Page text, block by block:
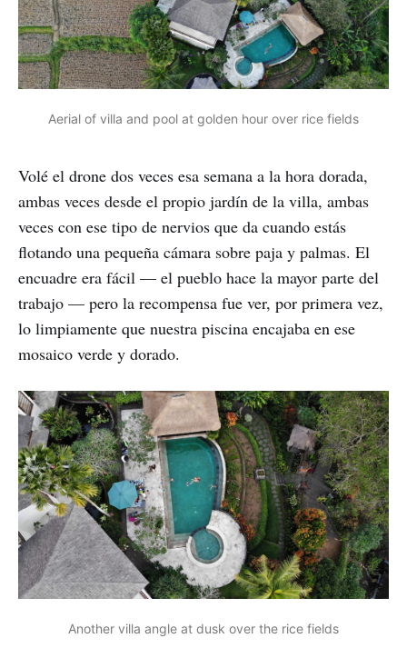
Aerial of villa and pool at golden hour over rice fields
Volé el drone dos veces esa semana a la hora dorada,
ambas veces desde el propio jardín de la villa, ambas
veces con ese tipo de nervios que da cuando estás
flotando una pequeña cámara sobre paja y palmas. El
encuadre era fácil — el pueblo hace la mayor parte del
trabajo — pero la recompensa fue ver, por primera vez,
lo limpiamente que nuestra piscina encajaba en ese
mosaico verde y dorado.
Another villa angle at dusk over the rice fields